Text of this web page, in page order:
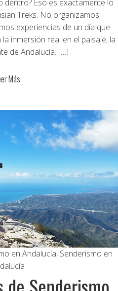
dentro? Eso es exactamente lo
Treks. No organizamos
experiencias de un día que
inmersión real en el paisaje, la
de Andalucía. […]
Más
en Andalucía, Senderismo en